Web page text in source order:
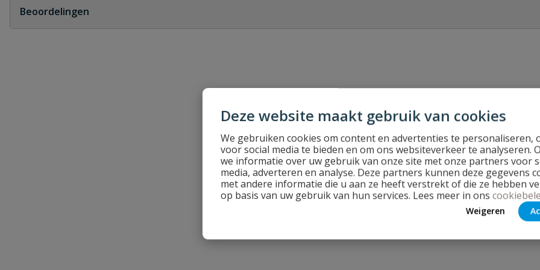
Deze website maakt gebruik van cookies
We gebruiken cookies om content en advertenties te personaliseren,
voor social media te bieden en om ons websiteverkeer te analyseren.
we informatie over uw gebruik van onze site met onze partners voor
media, adverteren en analyse. Deze partners kunnen deze gegevens
met andere informatie die u aan ze heeft verstrekt of die ze hebben
op basis van uw gebruik van hun services. Lees meer in ons
Weigeren
Beoordelingen
Mepac klembeugel transparant buizen kabels 16-19 en 25mm